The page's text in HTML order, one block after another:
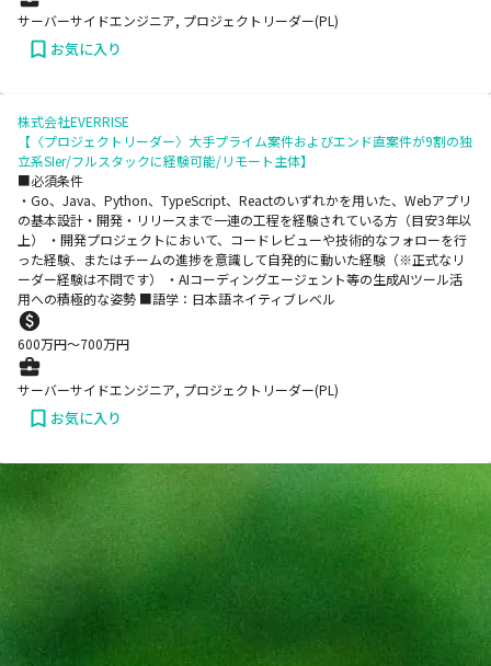
サーバーサイドエンジニア, プロジェクトリーダー(PL)
お気に入り
株式会社EVERRISE
【〈プロジェクトリーダー〉大手プライム案件およびエンド直案件が9割の独
立系SIer/フルスタックに経験可能/リモート主体】
■必須条件
・Go、Java、Python、TypeScript、Reactのいずれかを用いた、Webアプリ
の基本設計・開発・リリースまで一連の工程を経験されている方（目安3年以
上） ・開発プロジェクトにおいて、コードレビューや技術的なフォローを行
った経験、またはチームの進捗を意識して自発的に動いた経験（※正式なリ
ーダー経験は不問です） ・AIコーディングエージェント等の生成AIツール活
用への積極的な姿勢 ■語学：日本語ネイティブレベル
600万円〜700万円
サーバーサイドエンジニア, プロジェクトリーダー(PL)
お気に入り